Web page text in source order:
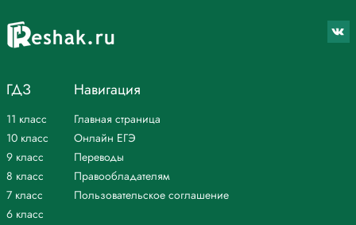
ГДЗ
11 класс
10 класс
9 класс
8 класс
7 класс
6 класс
Навигация
Главная страница
Онлайн ЕГЭ
Переводы
Правообладателям
Пользовательское соглашение